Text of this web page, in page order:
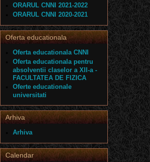
ORARUL CNNI 2021-2022
ORARUL CNNI 2020-2021
Oferta educationala
Oferta educationala CNNI
Oferta educationala pentru
absolventii claselor a XII-a -
FACULTATEA DE FIZICA
Oferte educationale
universitati
Arhiva
Arhiva
Calendar